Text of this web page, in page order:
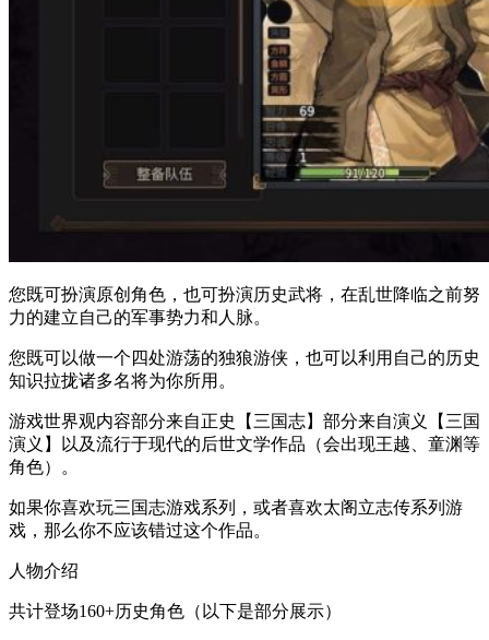
您既可扮演原创角色，也可扮演历史武将，在乱世降临之前努
力的建立自己的军事势力和人脉。
您既可以做一个四处游荡的独狼游侠，也可以利用自己的历史
知识拉拢诸多名将为你所用。
游戏世界观内容部分来自正史【三国志】部分来自演义【三国
演义】以及流行于现代的后世文学作品（会出现王越、童渊等
角色）。
如果你喜欢玩三国志游戏系列，或者喜欢太阁立志传系列游
戏，那么你不应该错过这个作品。
人物介绍
共计登场160+历史角色（以下是部分展示）